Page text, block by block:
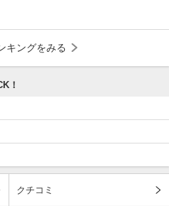
キングをみる
！
クチコミ